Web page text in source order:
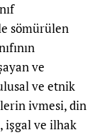
sömürülen
ve
ve etnik
ivmesi, din
işgal ve ilhak